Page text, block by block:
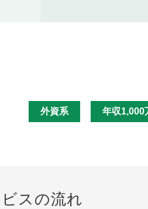
外資系 年収1,000
スの流れ